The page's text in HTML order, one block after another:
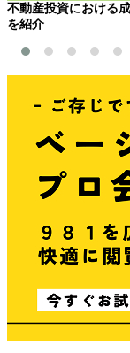
不動産投資における
を紹介